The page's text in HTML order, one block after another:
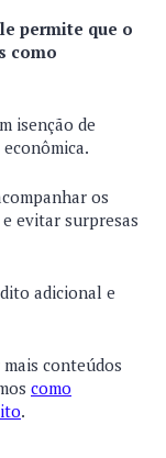
permite que o
como
isenção de
os
evitar surpresas
adicional e
conteúdos
como
.